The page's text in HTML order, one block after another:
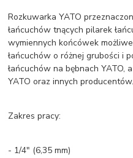
Rozkuwarka YATO
łańcuchów tnących pilarek
wymiennych końcówek
łańcuchów o różnej grubości i
łańcuchów na bębnach YATO,
YATO oraz innych producentów.
Zakres pracy:
- 1/4" (6,35 mm)